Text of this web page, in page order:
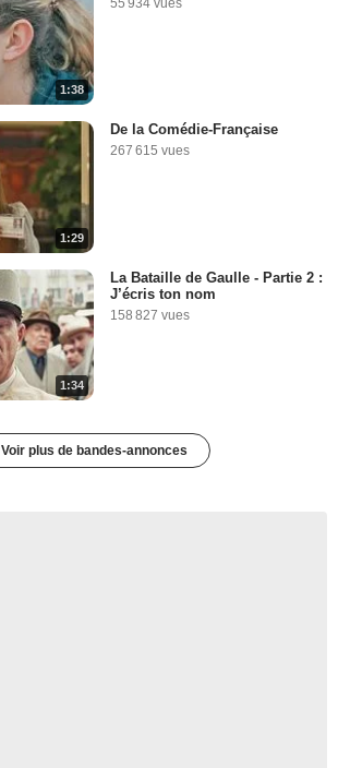
1:38
55 934 vues
1:29
De la Comédie-Française
267 615 vues
1:34
La Bataille de Gaulle - Partie 2 :
J’écris ton nom
158 827 vues
Voir plus de bandes-annonces